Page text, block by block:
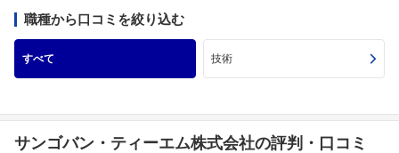
職種から口コミを絞り込む
すべて 技術
サンゴバン・ティーエム株式会社の評判・口コミ